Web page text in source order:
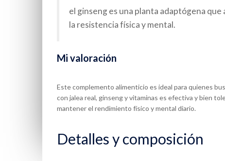
el ginseng es una planta adaptógena
la resistencia física y mental.
Mi valoración
Este complemento alimenticio es ideal para quienes
con jalea real, ginseng y vitaminas es efectiva y bien
mantener el rendimiento físico y mental diario.
Detalles y composición